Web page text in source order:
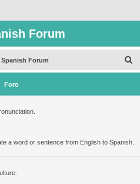
Forum
Spanish Forum
u
Foro
a word or sentence from English to Spanish.